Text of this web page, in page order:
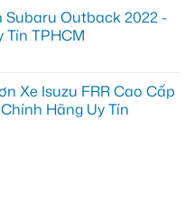
Outback 2022 -
TPHCM
Xe Isuzu FRR Cao Cấp
Hãng Uy Tín